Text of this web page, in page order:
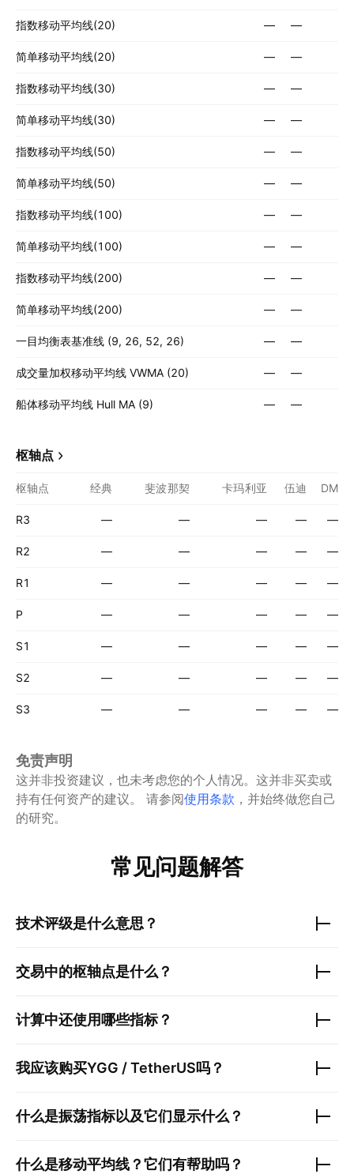
指数移动平均线(20) — —
简单移动平均线(20) — —
指数移动平均线(30) — —
简单移动平均线(30) — —
指数移动平均线(50) — —
简单移动平均线(50) — —
指数移动平均线(100) — —
简单移动平均线(100) — —
指数移动平均线(200) — —
简单移动平均线(200) — —
一目均衡表基准线 (9, 26, 52, 26) — —
成交量加权移动平均线 VWMA (20) — —
船体移动平均线 Hull MA (9) — —
枢轴点
枢轴点 经典 斐波那契 卡玛利亚 伍迪 DM
R3 — — — — —
R2 — — — — —
R1 — — — — —
P — — — — —
S1 — — — — —
S2 — — — — —
S3 — — — — —
免责声明
这并非投资建议，也未考虑您的个人情况。这并非买卖或
持有任何资产的建议。
请参阅使用条款 ，并始终做您自己
的研究。
常见问题解答
技术评级是什么意思？
交易中的枢轴点是什么？
计算中还使用哪些指标？
我应该购买YGG / TetherUS吗？
什么是振荡指标以及它们显示什么？
什么是移动平均线？它们有帮助吗？